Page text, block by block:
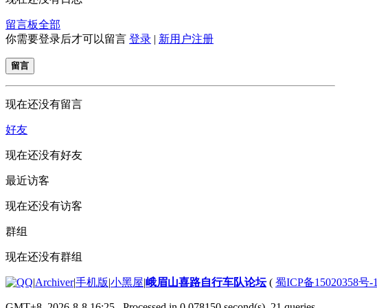
留言板全部
你需要登录后才可以留言 登录 | 新用户注册
留言
现在还没有留言
好友
现在还没有好友
最近访客
现在还没有访客
群组
现在还没有群组
|Archiver|手机版|小黑屋|峨眉山喜路自行车队论坛( 蜀ICP备15020358号-1